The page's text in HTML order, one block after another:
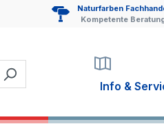
Naturfarben
Kompetente
Info &